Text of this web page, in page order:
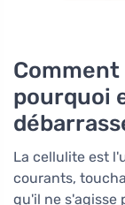
pourquoi
La cellulite est
courants,
qu'il ne s'agisse